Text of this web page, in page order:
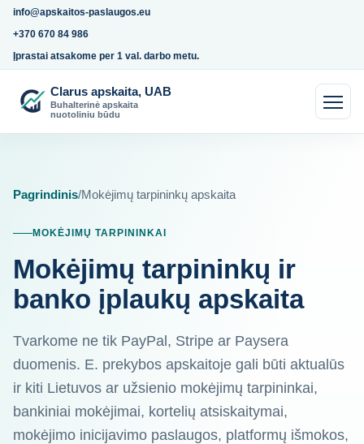
info@apskaitos-paslaugos.eu
+370 670 84 986
Įprastai atsakome per 1 val. darbo metu.
Clarus apskaita, UAB
Buhalterinė apskaita
nuotoliniu būdu
Pagrindinis/Mokėjimų tarpininkų apskaita
MOKĖJIMŲ TARPININKAI
Mokėjimų tarpininkų ir
banko įplaukų apskaita
Tvarkome ne tik PayPal, Stripe ar Paysera
duomenis. E. prekybos apskaitoje gali būti aktualūs
ir kiti Lietuvos ar užsienio mokėjimų tarpininkai,
bankiniai mokėjimai, kortelių atsiskaitymai,
mokėjimo inicijavimo paslaugos, platformų išmokos,